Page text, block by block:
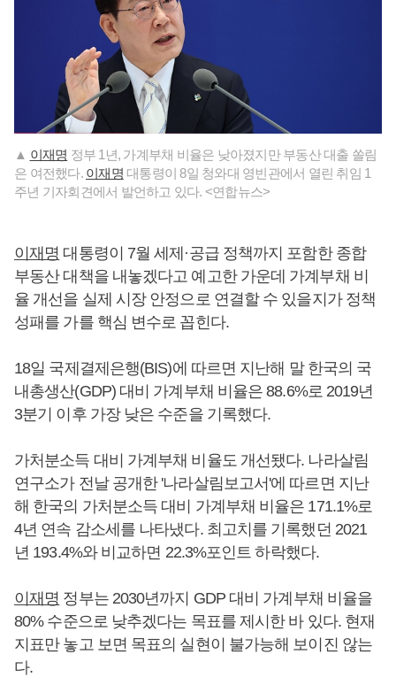
▲ 이재명 정부 1년, 가계부채 비율은 낮아졌지만 부동산 대출 쏠림
은 여전했다. 이재명 대통령이 8일 청와대 영빈관에서 열린 취임 1
주년 기자회견에서 발언하고 있다. <연합뉴스>
이재명 대통령이 7월 세제·공급 정책까지 포함한 종합
부동산 대책을 내놓겠다고 예고한 가운데 가계부채 비
율 개선을 실제 시장 안정으로 연결할 수 있을지가 정책
성패를 가를 핵심 변수로 꼽힌다.
18일 국제결제은행(BIS)에 따르면 지난해 말 한국의 국
내총생산(GDP) 대비 가계부채 비율은 88.6%로 2019년
3분기 이후 가장 낮은 수준을 기록했다.
가처분소득 대비 가계부채 비율도 개선됐다. 나라살림
연구소가 전날 공개한 '나라살림보고서'에 따르면 지난
해 한국의 가처분소득 대비 가계부채 비율은 171.1%로
4년 연속 감소세를 나타냈다. 최고치를 기록했던 2021
년 193.4%와 비교하면 22.3%포인트 하락했다.
이재명 정부는 2030년까지 GDP 대비 가계부채 비율을
80% 수준으로 낮추겠다는 목표를 제시한 바 있다. 현재
지표만 놓고 보면 목표의 실현이 불가능해 보이진 않는
다.